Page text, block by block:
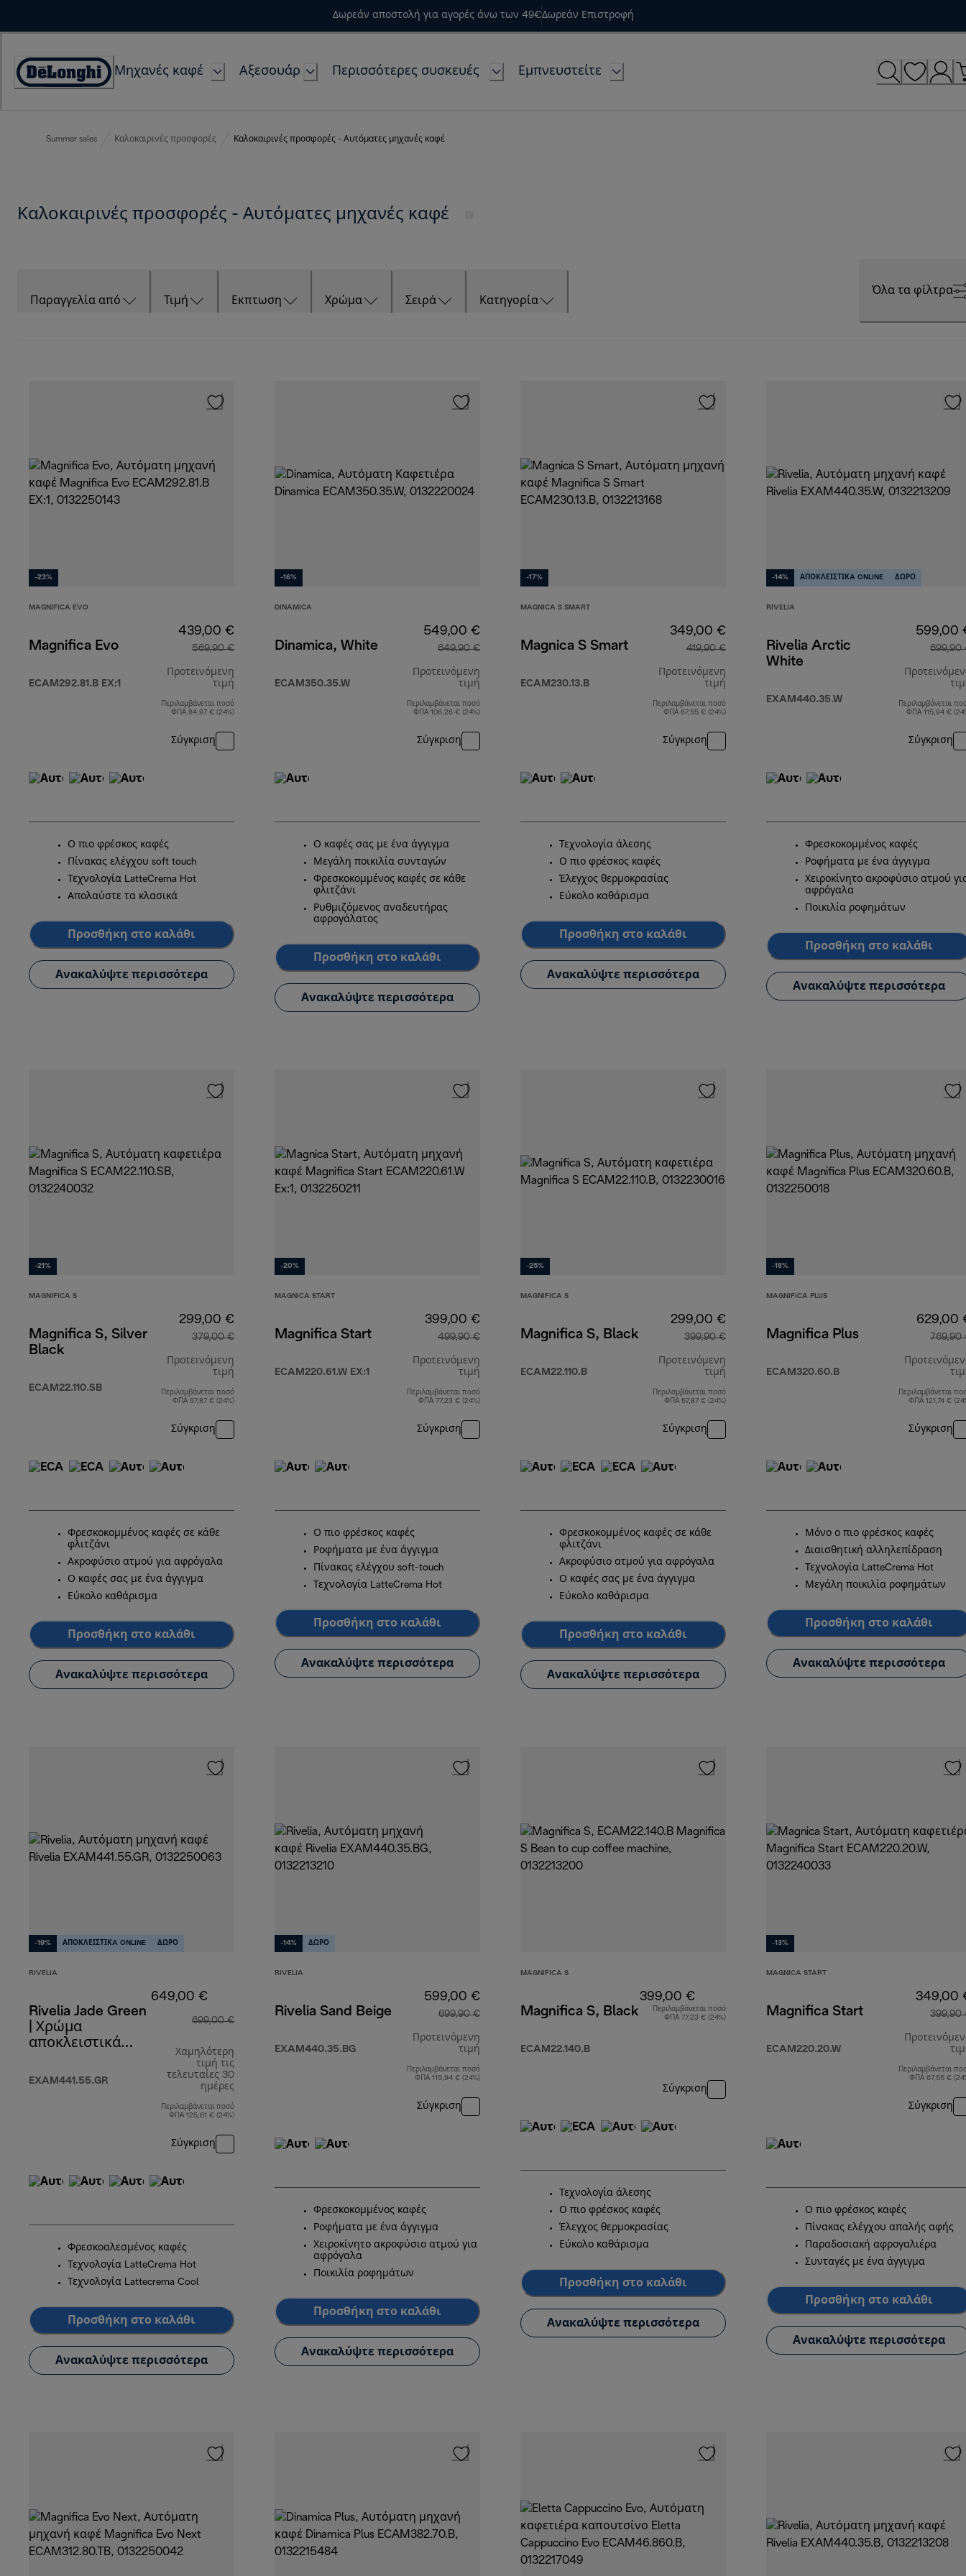
Δωρεάν αποστολή για αγορές άνω των 49€Δωρεάν Επιστροφή
Accessibility
Μηχανές καφέ Αξεσουάρ Περισσότερες συσκευές Εμπνευστείτε
Summer sales Καλοκαιρινές προσφορές Καλοκαιρινές προσφορές - Αυτόματες μηχανές καφέ
Καλοκαιρινές προσφορές - Αυτόματες μηχανές καφέ
Παραγγελία από Τιμή Εκπτωση Χρώμα Σειρά Κατηγορία
Όλα τα φίλτρα
-23%
MAGNIFICA EVO
Magnifica Evo
ECAM292.81.B EX:1
439,00 €
569,90 €
Προτεινόμενη
τιμή
αρχική τιμή 569,90 €
Περιλαμβάνεται ποσό
ΦΠΑ 84,97 € (24%)
Σύγκριση
Ο πιο φρέσκος καφές
Πίνακας ελέγχου soft touch
Τεχνολογία LatteCrema Hot
Απολαύστε τα κλασικά
Προσθήκη στο καλάθι
Ανακαλύψτε περισσότερα
-16%
DINAMICA
Dinamica, White
ECAM350.35.W
549,00 €
649,90 €
Προτεινόμενη
τιμή
αρχική τιμή 649,90 €
Περιλαμβάνεται ποσό
ΦΠΑ 106,26 € (24%)
Σύγκριση
Ο καφές σας με ένα άγγιγμα
Μεγάλη ποικιλία συνταγών
Φρεσκοκομμένος καφές σε κάθε
φλιτζάνι
Ρυθμιζόμενος αναδευτήρας
αφρογάλατος
Προσθήκη στο καλάθι
Ανακαλύψτε περισσότερα
-17%
MAGNICA S SMART
Magnica S Smart
ECAM230.13.B
349,00 €
419,90 €
Προτεινόμενη
τιμή
αρχική τιμή 419,90 €
Περιλαμβάνεται ποσό
ΦΠΑ 67,55 € (24%)
Σύγκριση
Τεχνολογία άλεσης
Ο πιο φρέσκος καφές
Έλεγχος θερμοκρασίας
Εύκολο καθάρισμα
Προσθήκη στο καλάθι
Ανακαλύψτε περισσότερα
-14% ΑΠΟΚΛΕΙΣΤΙΚA ONLINE ΔΩΡΟ
RIVELIA
Rivelia Arctic
White
EXAM440.35.W
599,00
699,90
Περιλαμβάνεται
ΦΠΑ 115,94 €
Σύγκριση
Φρεσκοκομμένος καφές
Ροφήματα με ένα άγγιγμα
Χειροκίνητο ακροφύσιο ατμού
αφρόγαλα
Ποικιλία ροφημάτων
Προσθήκη στο καλάθι
Ανακαλύψτε περισσότερα
-21%
MAGNIFICA S
Magnifica S, Silver
Black
ECAM22.110.SB
299,00 €
379,00 €
Προτεινόμενη
τιμή
αρχική τιμή 379,00 €
Περιλαμβάνεται ποσό
ΦΠΑ 57,87 € (24%)
Σύγκριση
Φρεσκοκομμένος καφές σε κάθε
φλιτζάνι
Ακροφύσιο ατμού για αφρόγαλα
Ο καφές σας με ένα άγγιγμα
Εύκολο καθάρισμα
Προσθήκη στο καλάθι
Ανακαλύψτε περισσότερα
-20%
MAGNICA START
Magnifica Start
ECAM220.61.W EX:1
399,00 €
499,90 €
Προτεινόμενη
τιμή
αρχική τιμή 499,90 €
Περιλαμβάνεται ποσό
ΦΠΑ 77,23 € (24%)
Σύγκριση
Ο πιο φρέσκος καφές
Ροφήματα με ένα άγγιγμα
Πίνακας ελέγχου soft-touch
Τεχνολογία LatteCrema Hot
Προσθήκη στο καλάθι
Ανακαλύψτε περισσότερα
-25%
MAGNIFICA S
Magnifica S, Black
ECAM22.110.B
299,00 €
399,90 €
Προτεινόμενη
τιμή
αρχική τιμή 399,90 €
Περιλαμβάνεται ποσό
ΦΠΑ 57,87 € (24%)
Σύγκριση
Φρεσκοκομμένος καφές σε κάθε
φλιτζάνι
Ακροφύσιο ατμού για αφρόγαλα
Ο καφές σας με ένα άγγιγμα
Εύκολο καθάρισμα
Προσθήκη στο καλάθι
Ανακαλύψτε περισσότερα
-18%
MAGNIFICA PLUS
Magnifica Plus
ECAM320.60.B
629,00
769,90
Περιλαμβάνεται
ΦΠΑ 121,74 €
Σύγκριση
Μόνο ο πιο φρέσκος καφές
Διαισθητική αλληλεπίδραση
Τεχνολογία LatteCrema Hot
Μεγάλη ποικιλία ροφημάτων
Προσθήκη στο καλάθι
Ανακαλύψτε περισσότερα
-19% ΑΠΟΚΛΕΙΣΤΙΚA ONLINE ΔΩΡΟ
RIVELIA
Rivelia Jade Green
| Χρώμα
αποκλειστικά
EXAM441.55.GR
649,00 €
699,00 €
Χαμηλότερη
τιμή τις
τελευταίες 30
ημέρες
Περιλαμβάνεται ποσό
ΦΠΑ 125,61 € (24%)
Σύγκριση
Φρεσκοαλεσμένος καφές
Τεχνολογία LatteCrema Hot
Τεχνολογία Lattecrema Cool
Προσθήκη στο καλάθι
Ανακαλύψτε περισσότερα
-14% ΔΩΡΟ
RIVELIA
Rivelia Sand Beige
EXAM440.35.BG
599,00 €
699,90 €
Προτεινόμενη
τιμή
αρχική τιμή 699,90 €
Περιλαμβάνεται ποσό
ΦΠΑ 115,94 € (24%)
Σύγκριση
Φρεσκοκομμένος καφές
Ροφήματα με ένα άγγιγμα
Χειροκίνητο ακροφύσιο ατμού για
αφρόγαλα
Ποικιλία ροφημάτων
Προσθήκη στο καλάθι
Ανακαλύψτε περισσότερα
MAGNIFICA S
Magnifica S, Black
ECAM22.140.B
399,00 €
Περιλαμβάνεται ποσό
ΦΠΑ 77,23 € (24%)
Σύγκριση
Τεχνολογία άλεσης
Ο πιο φρέσκος καφές
Έλεγχος θερμοκρασίας
Εύκολο καθάρισμα
Προσθήκη στο καλάθι
Ανακαλύψτε περισσότερα
-13%
MAGNICA START
Magnifica Start
ECAM220.20.W
349,00
399,90
Περιλαμβάνεται
ΦΠΑ 67,55 €
Σύγκριση
Ο πιο φρέσκος καφές
Πίνακας ελέγχου απαλής αφής
Παραδοσιακή αφρογαλιέρα
Συνταγές με ένα άγγιγμα
Προσθήκη στο καλάθι
Ανακαλύψτε περισσότερα